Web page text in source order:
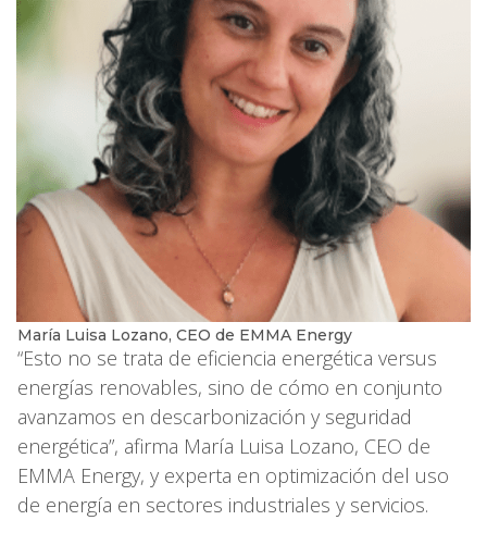
María Luisa Lozano, CEO de EMMA Energy
“Esto no se trata de eficiencia energética versus
energías renovables, sino de cómo en conjunto
avanzamos en descarbonización y seguridad
energética”, afirma María Luisa Lozano, CEO de
EMMA Energy, y experta en optimización del uso
de energía en sectores industriales y servicios.